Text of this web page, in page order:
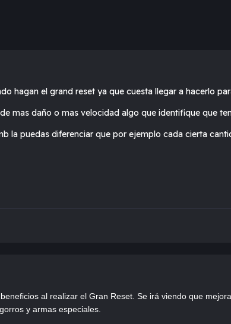
hagan el grand reset ya que cuesta llegar a hacerlo
mas daño o mas velocidad algo que identifique que
la puedas diferenciar que por ejemplo cada cierta
al realizar el Gran Reset. Se irá viendo que
y armas especiales.